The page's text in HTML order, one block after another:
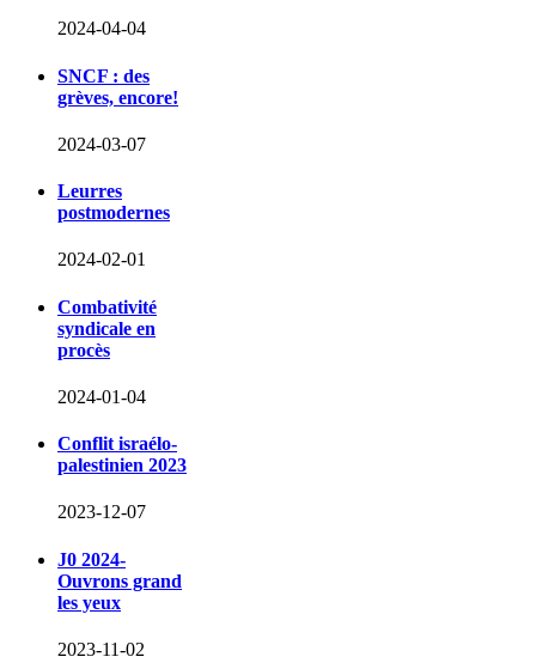
2024-04-04
SNCF : des
grèves, encore!
2024-03-07
Leurres
postmodernes
2024-02-01
Combativité
syndicale en
procès
2024-01-04
Conflit israélo-
palestinien 2023
2023-12-07
J0 2024-
Ouvrons grand
les yeux
2023-11-02